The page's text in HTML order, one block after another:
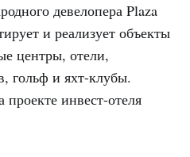
девелопера Plaza
и реализует объекты
центры, отели,
гольф и яхт-клубы.
инвест-отеля